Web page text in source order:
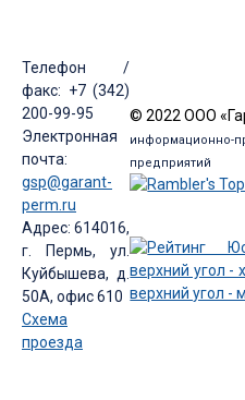
Телефон /
факс: +7 (342)
200-99-95
Электронная
почта:
gsp@garant-
perm.ru
Адрес: 614016,
г. Пермь, ул.
Куйбышева, д.
50А, офис 610
Схема
проезда
© 2022 ООО
предприятий